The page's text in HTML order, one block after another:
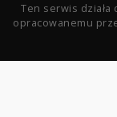
Ten serwis
opracowanemu